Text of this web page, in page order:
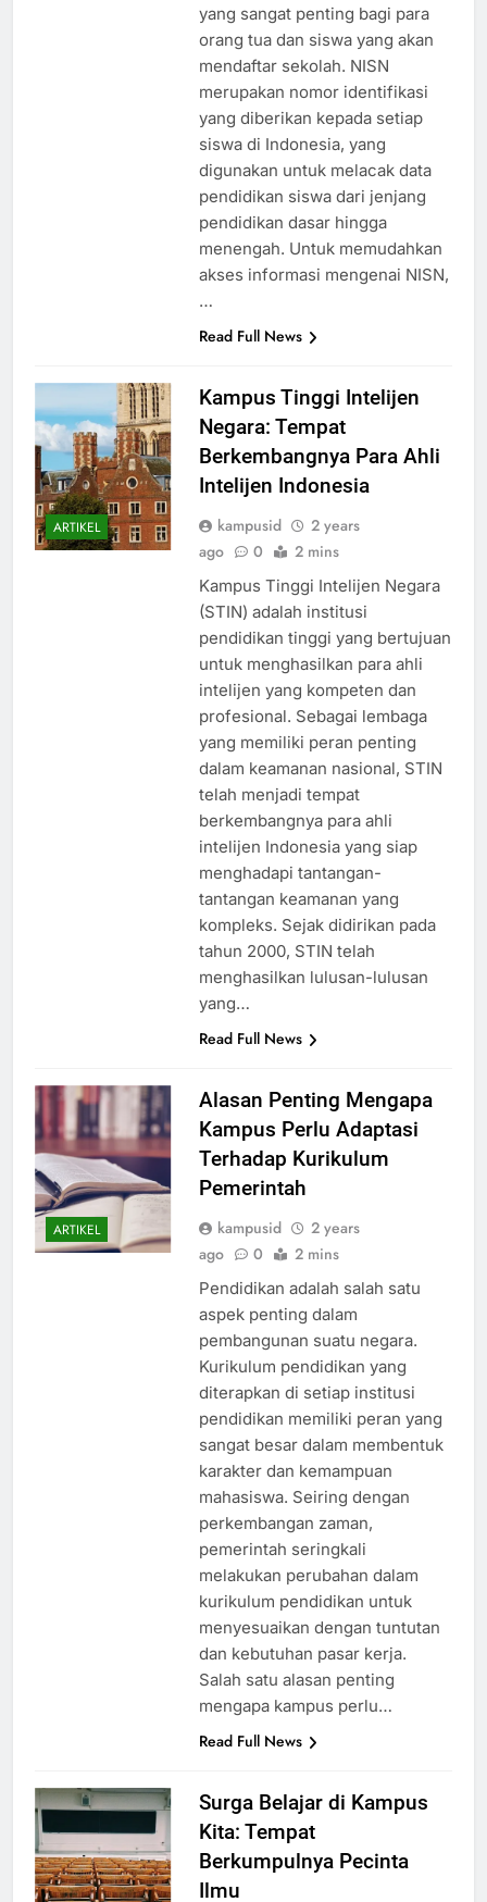
yang sangat penting bagi para
orang tua dan siswa yang akan
mendaftar sekolah. NISN
merupakan nomor identifikasi
yang diberikan kepada setiap
siswa di Indonesia, yang
digunakan untuk melacak data
pendidikan siswa dari jenjang
pendidikan dasar hingga
menengah. Untuk memudahkan
akses informasi mengenai NISN,
…
Read Full News
ARTIKEL
Kampus Tinggi Intelijen
Negara: Tempat
Berkembangnya Para Ahli
Intelijen Indonesia
kampusid
2 years
ago
0 2 mins
Kampus Tinggi Intelijen Negara
(STIN) adalah institusi
pendidikan tinggi yang bertujuan
untuk menghasilkan para ahli
intelijen yang kompeten dan
profesional. Sebagai lembaga
yang memiliki peran penting
dalam keamanan nasional, STIN
telah menjadi tempat
berkembangnya para ahli
intelijen Indonesia yang siap
menghadapi tantangan-
tantangan keamanan yang
kompleks. Sejak didirikan pada
tahun 2000, STIN telah
menghasilkan lulusan-lulusan
yang…
Read Full News
ARTIKEL
Alasan Penting Mengapa
Kampus Perlu Adaptasi
Terhadap Kurikulum
Pemerintah
kampusid
2 years
ago
0 2 mins
Pendidikan adalah salah satu
aspek penting dalam
pembangunan suatu negara.
Kurikulum pendidikan yang
diterapkan di setiap institusi
pendidikan memiliki peran yang
sangat besar dalam membentuk
karakter dan kemampuan
mahasiswa. Seiring dengan
perkembangan zaman,
pemerintah seringkali
melakukan perubahan dalam
kurikulum pendidikan untuk
menyesuaikan dengan tuntutan
dan kebutuhan pasar kerja.
Salah satu alasan penting
mengapa kampus perlu…
Read Full News
Surga Belajar di Kampus
Kita: Tempat
Berkumpulnya Pecinta
Ilmu